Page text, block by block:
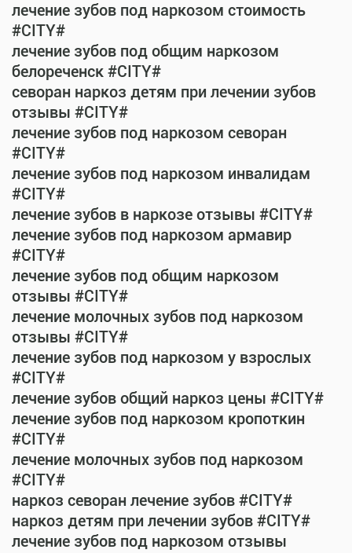
лечение зубов под наркозом стоимость
#CITY#
лечение зубов под общим наркозом
белореченск #CITY#
севоран наркоз детям при лечении зубов
отзывы #CITY#
лечение зубов под наркозом севоран
#CITY#
лечение зубов под наркозом инвалидам
#CITY#
лечение зубов в наркозе отзывы #CITY#
лечение зубов под наркозом армавир
#CITY#
лечение зубов под общим наркозом
отзывы #CITY#
лечение молочных зубов под наркозом
отзывы #CITY#
лечение зубов под наркозом у взрослых
#CITY#
лечение зубов общий наркоз цены #CITY#
лечение зубов под наркозом кропоткин
#CITY#
лечение молочных зубов под наркозом
#CITY#
наркоз севоран лечение зубов #CITY#
наркоз детям при лечении зубов #CITY#
лечение зубов под наркозом отзывы